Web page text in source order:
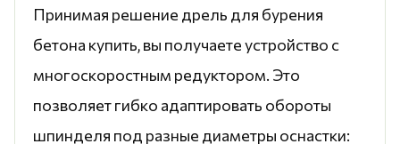
Принимая решение дрель для бурения
бетона купить, вы получаете устройство с
многоскоростным редуктором. Это
позволяет гибко адаптировать обороты
шпинделя под разные диаметры оснастки: